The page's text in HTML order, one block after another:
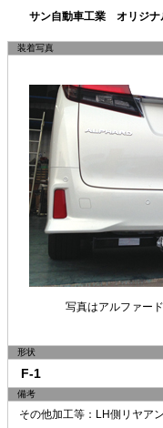
サン自動車工業 オリジナ
装着写真
写真はアルファー
形状
F-1
備考
その他加工等：LH側リヤア